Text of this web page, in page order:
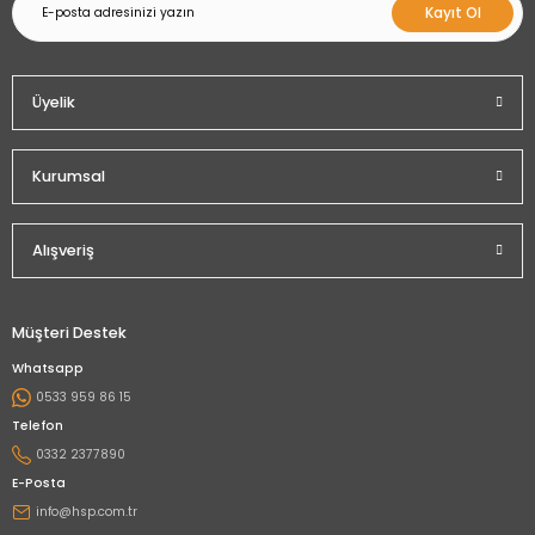
Kayıt Ol
Üyelik
Kurumsal
Alışveriş
Müşteri Destek
Whatsapp
0533 959 86 15
Telefon
0332 2377890
E-Posta
info@hsp.com.tr